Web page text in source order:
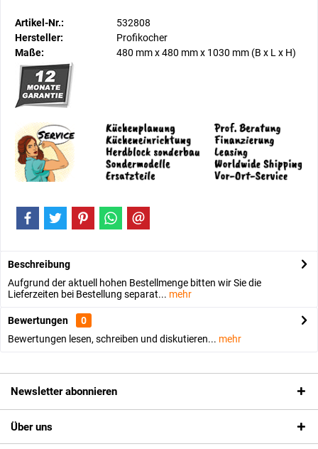
Artikel-Nr.:
532808
Hersteller:
Profikocher
Maße:
480 mmx480 mmx 1030 mm (B x L x H)
Beschreibung
Aufgrund der aktuell hohen Bestellmenge bitten wir Sie die
Lieferzeiten bei Bestellung separat... mehr
Bewertungen
0
Bewertungen lesen, schreiben und diskutieren... mehr
Newsletter abonnieren
Über uns